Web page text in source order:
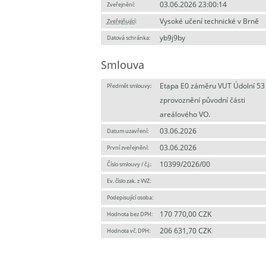
Zveřejnění: 03.06.2026 23:00:14
Zveřejňující: Vysoké učení technické v Brně
Datová schránka: yb9j9by
Smlouva
Předmět smlouvy:
Etapa E0 záměru VUT Údolní 53
zprovoznění původní části
areálového VO.
Datum uzavření: 03.06.2026
První zveřejnění: 03.06.2026
Číslo smlouvy / č.j.: 10399/2026/00
Ev. číslo zak. z VVZ:
Podepisující osoba:
Hodnota bez DPH: 170 770,00 CZK
Hodnota vč. DPH: 206 631,70 CZK